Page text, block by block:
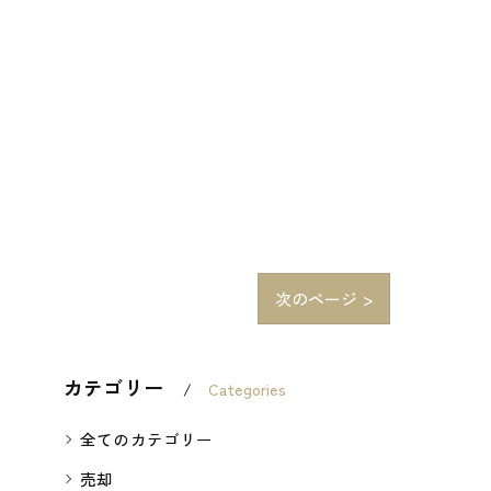
次のページ >
カテゴリー Categories
全てのカテゴリー
売却